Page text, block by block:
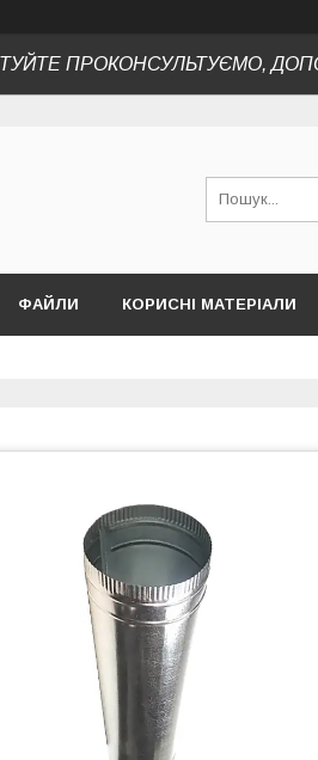
ПРОКОНСУЛЬТУЄМО,
ФАЙЛИ КОРИСНІ МАТЕРІАЛИ